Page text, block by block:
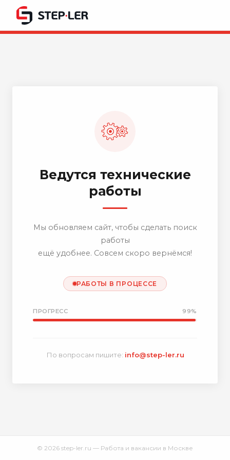
Ведутся технические
работы
Мы обновляем сайт, чтобы сделать поиск
работы
ещё удобнее. Совсем скоро вернёмся!
РАБОТЫ В ПРОЦЕССЕ
ПРОГРЕСС 99%
По вопросам пишите: info@step-ler.ru
© 2026 step-ler.ru — Работа и вакансии в Москве